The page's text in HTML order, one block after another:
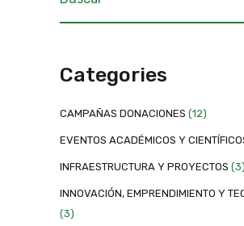
Categories
CAMPAÑAS DONACIONES (12)
EVENTOS ACADÉMICOS Y
INFRAESTRUCTURA Y PROYECTOS (3)
INNOVACIÓN, EMPRENDIMIENTO Y
(3)